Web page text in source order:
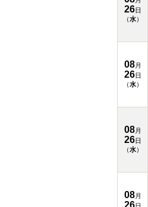
26日
（水）
08月
26日
（水）
08月
26日
（水）
08月
26